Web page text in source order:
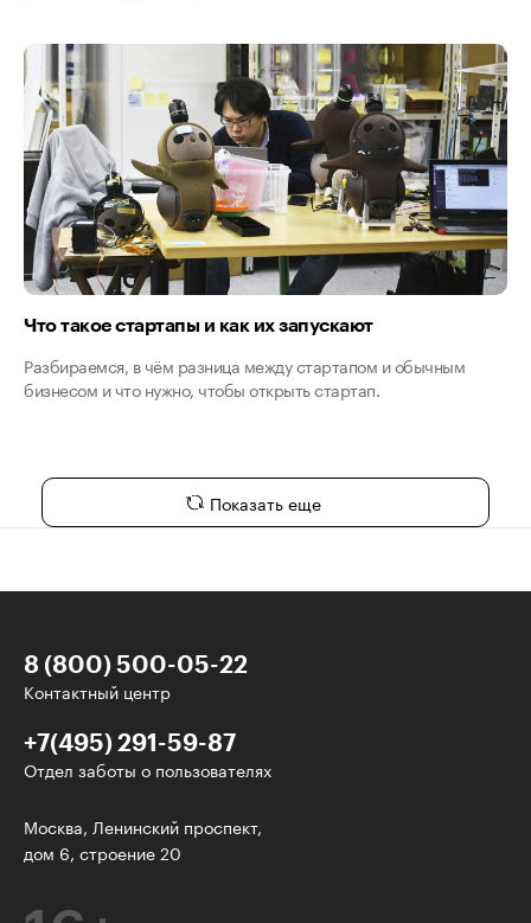
Что такое стартапы и как их запускают
Разбираемся, в чём разница между стартапом и обычным
бизнесом и что нужно, чтобы открыть стартап.
Показать еще
8 (800) 500-05-22
Контактный центр
+7(495) 291-59-87
Отдел заботы о пользователях
Москва, Ленинский проспект,
дом 6, строение 20
У нас есть классные рассылки!
Электронная почта